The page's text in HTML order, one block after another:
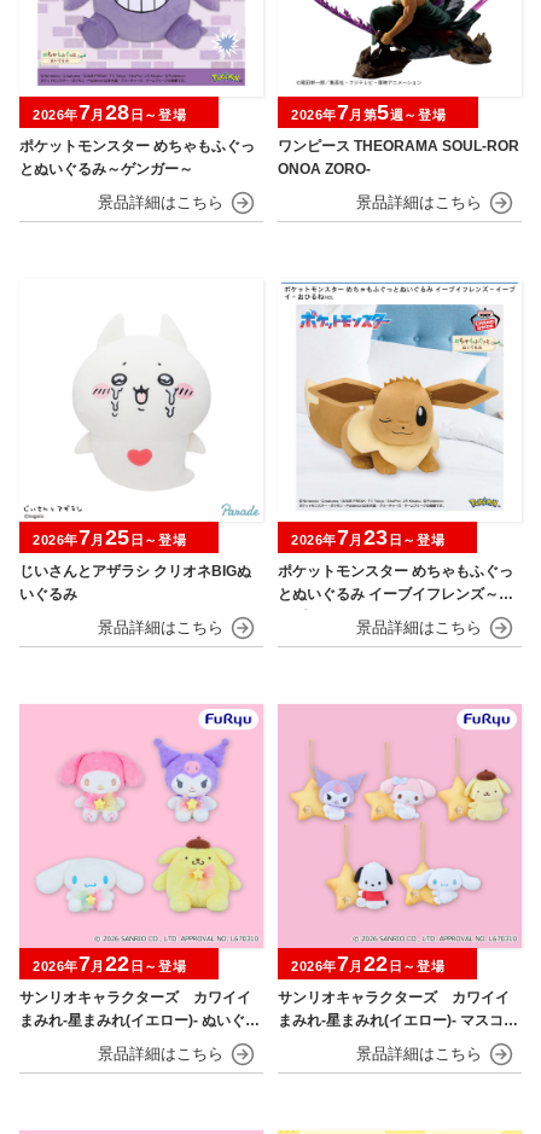
ポケットモンスター めちゃもふぐっ
とぬいぐるみ～ゲンガー～
2026年7月 28 日～登場
ワンピース THEORAMA SOUL-ROR
ONOA ZORO-
2026年7月第5週～登場
じいさんとアザラシ クリオネBIGぬ
いぐるみ
2026年7月 25 日～登場
ポケットモンスター めちゃもふぐっ
とぬいぐるみ イーブイフレンズ～イ
ーブイ～おひるねver.
2026年7月 23 日～登場
サンリオキャラクターズ カワイイ
まみれ-星まみれ(イエロー)- ぬいぐる
2026年7月 22 日～登場
サンリオキャラクターズ カワイイ
まみれ-星まみれ(イエロー)- マスコッ
2026年7月 22 日～登場